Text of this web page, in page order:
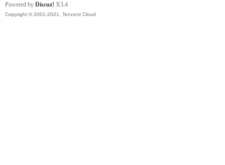
Powered by Discuz! X3.4
Copyright © 2001-2021, Tencent Cloud.